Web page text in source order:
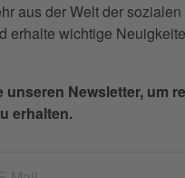
aus der Welt der
erhalte wichtige
unseren Newsletter, um
erhalten.